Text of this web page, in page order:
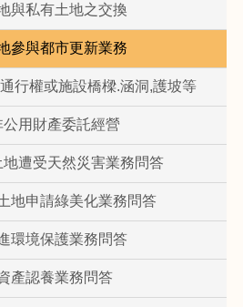
與私有土地之交換
參與都市更新業務
行權或施設橋樑.涵洞,護坡等
公用財產委託經營
地遭受天然災害業務問答
地申請綠美化業務問答
環境保護業務問答
產認養業務問答